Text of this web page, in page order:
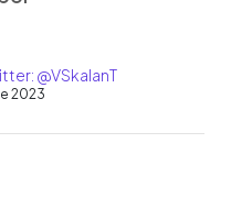
@VSkalanT
2023